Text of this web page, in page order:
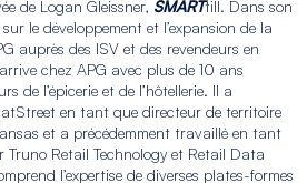
de Logan Gleissner, SMARTtill. Dans son
le développement et l’expansion de la
auprès des ISV et des revendeurs en
chez APG avec plus de 10 ans
de l’épicerie et de l’hôtellerie. Il a
en tant que directeur de territoire
et a précédemment travaillé en tant
Retail Technology et Retail Data
l’expertise de diverses plates-formes